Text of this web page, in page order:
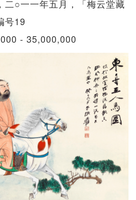
二○一一年五月，「梅云堂藏
号19
- 35,000,000